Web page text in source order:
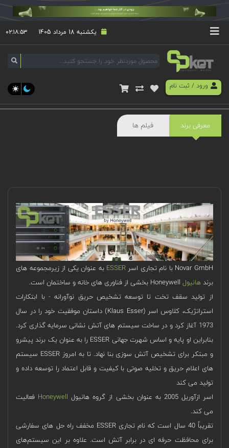
یکشنبه 18 مرداد 1405 ۰۲:۱۸:۵۴
ورود/ ثبت نام
معرفی برند فیلم ها
Novar GmbH با نام تجاری اسر ESSER به عنوان یکی از زیرمجموعه های
برندهانیول
از تولید سقف تخت تا توسعه تشخیص حریق نوآورانه - با ابتکارات
استراتژیک، کلاوس اسر (Klaus Esser) داستان موفقیت خود را در سال
1973 آغاز کرد و در ساخت سیستم های آتش نشانی سرمایه گذاری کرد.
بنابراین او پایه و اساس شهرت جهانی ESSER را به عنوان یک برند پیشرو
و مبتکر برای تشخیص آتش سوزی بنا نهاد. تا به امروز ESSER سیستم
های اعلام حریق و تخلیه صوتی با کیفیت و قابل اعتماد را توسعه داده و
تولید می کند
اسر ازآوریل 2005 به عنوان بخشی از گروه هانیول
Honeywell فعالیت
می کند.
تقریباً 40 سال است که نام تجاری ESSER مخفف راه حل های سفارشی
برای محافظت حرفه ای در برابر آتش است. علاوه بر این سیستم‌های